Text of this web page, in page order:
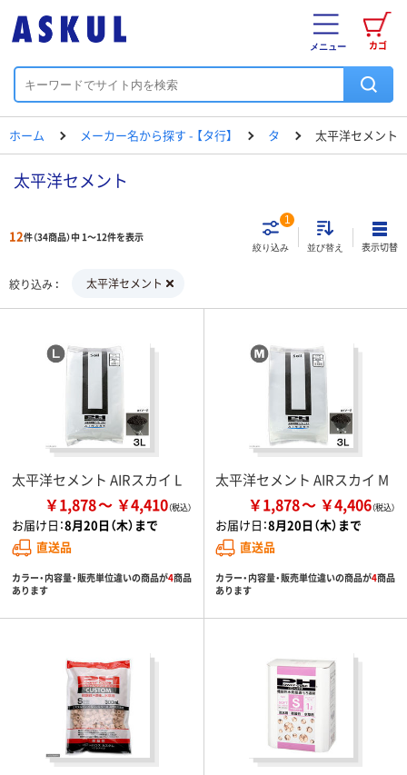
カゴ
メニュー
ホーム メーカー名から探す - 【タ行】 タ 太平洋セメント
太平洋セメント
12件（34商品）中 1～12件を表示
絞り込み
1
並び替え 表示切替
絞り込み 太平洋セメント
太平洋セメント AIRスカイ L
￥1,878 ￥4,410
お届け日：8月20日（木）まで
直送品
カラー・内容量・販売単位違いの商品が4商品
あります
太平洋セメント AIRスカイ M
￥1,878 ￥4,406
お届け日：8月20日（木）まで
直送品
カラー・内容量・販売単位違いの商品が4商品
あります